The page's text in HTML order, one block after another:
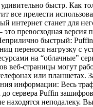
быстр. Как
все прелести
интернет станет для
это превосходная версия
быстрый: Puffin
перенося нагрузку с
на “облачные”
веб-страницы могут
или планшетах.
информации: Весь
сервера Puffin
находятся неподалеку.